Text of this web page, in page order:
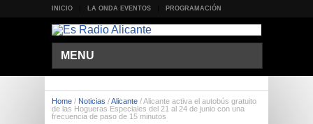
INICIO LA ONDA EVENTOS PROGRAMACIÓN
MENU
Home / Noticias /Alicante /Alicante activa el autobús gratuito
de las Hogueras Especiales del 21 al 24 de junio con una
frecuencia de paso de 15 minutos